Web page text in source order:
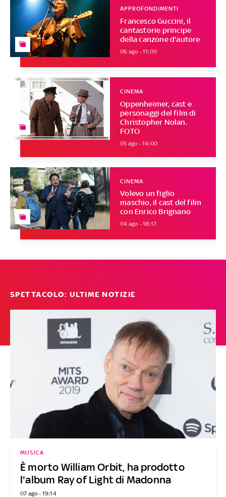
Francesco Guccini, il
cantastorie principe
della canzone d'autore
APPROFONDIMENTI
06 ago - 11:00
Oppenheimer, cast e
personaggi del film di
Christopher Nolan.
FOTO
CINEMA
05 ago - 14:00
Volevo un figlio
maschio, il cast del film
con Enrico Brignano
CINEMA
04 ago - 18:17
SPETTACOLO: ULTIME NOTIZIE
È morto William Orbit, ha prodotto
l'album Ray of Light di Madonna
MUSICA
07 ago - 19:14